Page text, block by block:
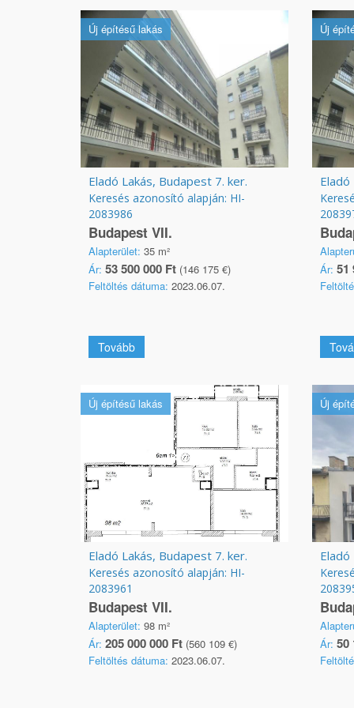
Új építésű lakás
Eladó Lakás, Budapest 7. ker.
Keresés azonosító alapján: HI-
2083986
Budapest VII.
Alapterület: 35 m²
Ár: 53 500 000 Ft (146 175 €)
Feltöltés dátuma: 2023.06.07.
Tovább
Új
Ár: 51
Új építésű lakás
Eladó Lakás, Budapest 7. ker.
Keresés azonosító alapján: HI-
2083961
Budapest VII.
Alapterület: 98 m²
Ár: 205 000 000 Ft (560 109 €)
Feltöltés dátuma: 2023.06.07.
Új
Ár: 50